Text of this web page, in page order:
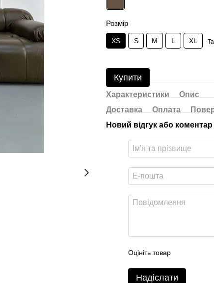
Розмір
XS S M L XL
Купити
Характеристики
Опис
Доставка
Оплата
Новий відгук або коментар
Оцініть товар
Надіслати